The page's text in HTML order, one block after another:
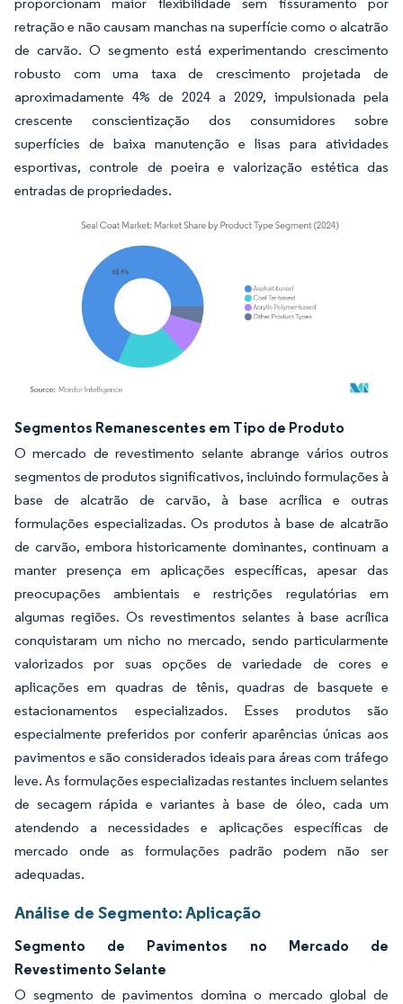
proporcionam maior flexibilidade sem fissuramento por
retração e não causam manchas na superfície como o alcatrão
de carvão. O segmento está experimentando crescimento
robusto com uma taxa de crescimento projetada de
aproximadamente 4% de 2024 a 2029, impulsionada pela
crescente conscientização dos consumidores sobre
superfícies de baixa manutenção e lisas para atividades
esportivas, controle de poeira e valorização estética das
entradas de propriedades.
Imagem © Mordor Intelligence. O reuso requer atribuição conforme CC BY 4.0.
Segmentos Remanescentes em Tipo de Produto
O mercado de revestimento selante abrange vários outros
segmentos de produtos significativos, incluindo formulações à
base de alcatrão de carvão, à base acrílica e outras
formulações especializadas. Os produtos à base de alcatrão
de carvão, embora historicamente dominantes, continuam a
manter presença em aplicações específicas, apesar das
preocupações ambientais e restrições regulatórias em
algumas regiões. Os revestimentos selantes à base acrílica
conquistaram um nicho no mercado, sendo particularmente
valorizados por suas opções de variedade de cores e
aplicações em quadras de tênis, quadras de basquete e
estacionamentos especializados. Esses produtos são
especialmente preferidos por conferir aparências únicas aos
pavimentos e são considerados ideais para áreas com tráfego
leve. As formulações especializadas restantes incluem selantes
de secagem rápida e variantes à base de óleo, cada um
atendendo a necessidades e aplicações específicas de
mercado onde as formulações padrão podem não ser
adequadas.
Análise de Segmento: Aplicação
Segmento de Pavimentos no Mercado de
Revestimento Selante
O segmento de pavimentos domina o mercado global de